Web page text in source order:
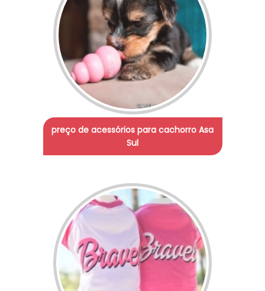
preço de acessórios para cachorro Asa
Sul